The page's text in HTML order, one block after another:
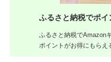
ふるさと納税でポイ
ふるさと納税でAmazon
ポイントがお得にもらえ